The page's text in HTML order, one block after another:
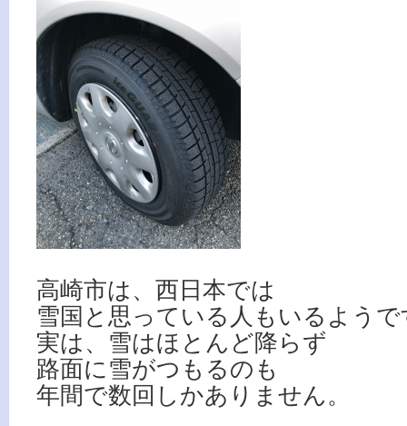
高崎市は、西日本では
雪国と思っている人もいるよう
実は、雪はほとんど降らず
路面に雪がつもるのも
年間で数回しかありません。